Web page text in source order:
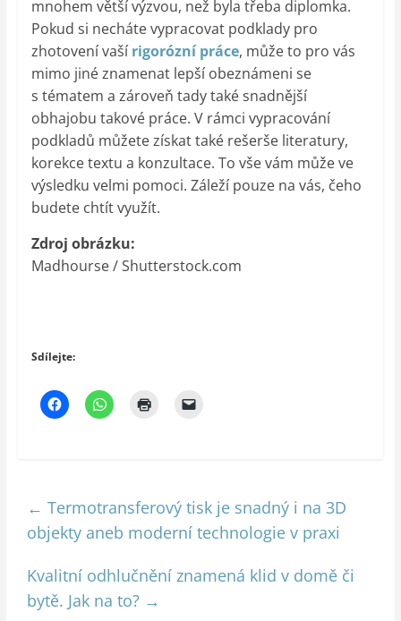
mnohem větší výzvou, než byla třeba diplomka.
Pokud si necháte vypracovat podklady pro
zhotovení vaší rigorózní práce, může to pro vás
mimo jiné znamenat lepší obeznámeni se
s tématem a zároveň tady také snadnější
obhajobu takové práce. V rámci vypracování
podkladů můžete získat také rešerše literatury,
korekce textu a konzultace. To vše vám může ve
výsledku velmi pomoci. Záleží pouze na vás, čeho
budete chtít využít.
Zdroj obrázku:
Madhourse / Shutterstock.com
Sdílejte:
← Termotransferový tisk je snadný i na 3D
objekty aneb moderní technologie v praxi
Kvalitní odhlučnění znamená klid v domě či
bytě. Jak na to? →